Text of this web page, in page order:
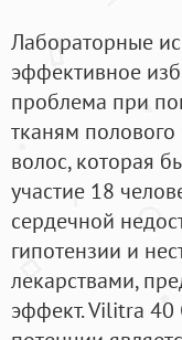
Лабораторные
эффективное
проблема при
тканям
волос, которая
участие 18
сердечной
гипотензии и
лекарствами,
эффект. Vilitra